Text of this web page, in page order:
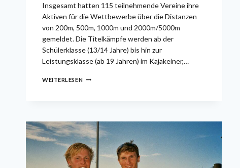
Insgesamt hatten 115 teilnehmende Vereine ihre
Aktiven für die Wettbewerbe über die Distanzen
von 200m, 500m, 1000m und 2000m/5000m
gemeldet. Die Titelkämpfe werden ab der
Schülerklasse (13/14 Jahre) bis hin zur
Leistungsklasse (ab 19 Jahren) im Kajakeiner,…
WEITERLESEN3
BEI
DEN
DEUTSCHEN
KANURENNSPORT-
MEISTERSCHAFTEN
IN